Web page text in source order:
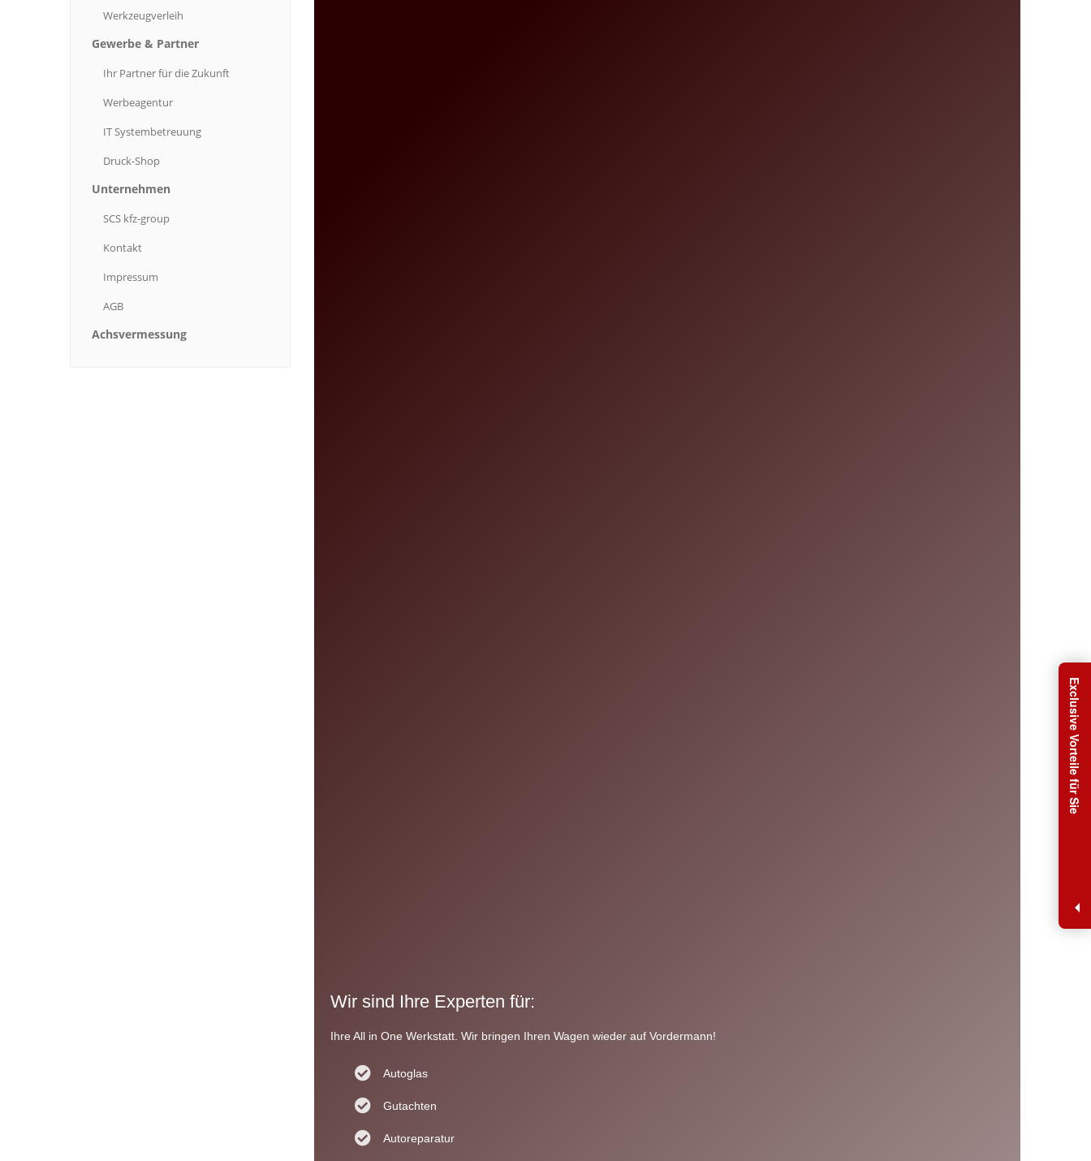
Exclusive Vorteile für Sie
Werkzeugverleih
Gewerbe & Partner
Ihr Partner für die Zukunft
Werbeagentur
ITSystembetreuung
Druck-Shop
Unternehmen
SCS kfz-group
Kontakt
Impressum
AGB
Achsvermessung
Wir sind Ihre Experten für:
Ihre All in One Werkstatt. Wir bringen Ihren Wagen wieder auf Vordermann!
Autoglas
Gutachten
Autoreparatur